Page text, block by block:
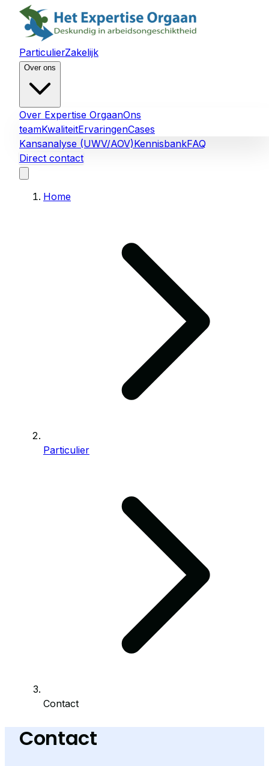
ParticulierZakelijk
Over ons
Over Expertise OrgaanOns
teamKwaliteitErvaringenCases
Kansanalyse (UWV/AOV)KennisbankFAQ
Direct contact
Home
Particulier
Contact
Contact